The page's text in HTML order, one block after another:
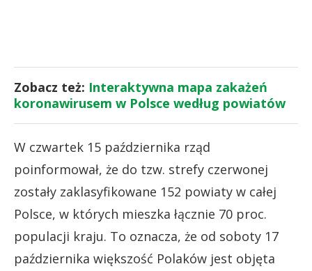
Zobacz też: Interaktywna mapa zakażeń
koronawirusem w Polsce według powiatów
W czwartek 15 października rząd
poinformował, że do tzw. strefy czerwonej
zostały zaklasyfikowane 152 powiaty w całej
Polsce, w których mieszka łącznie 70 proc.
populacji kraju. To oznacza, że od soboty 17
października większość Polaków jest objęta